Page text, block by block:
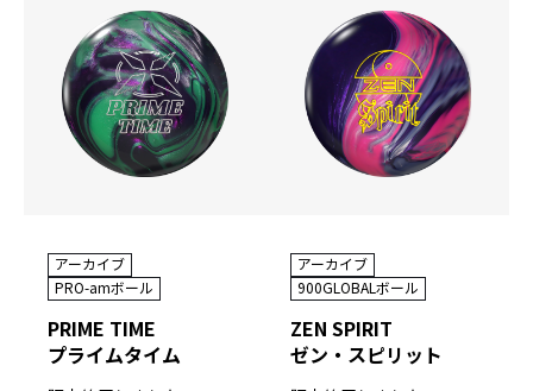
アーカイブ
PRO-amボール
PRIME TIME
プライムタイム
アーカイブ
900GLOBALボール
ZEN SPIRIT
ゼン・スピリット